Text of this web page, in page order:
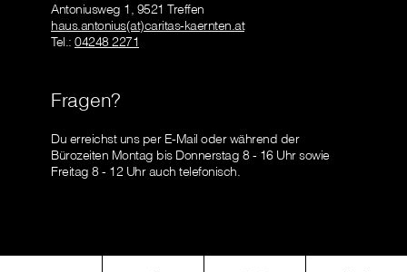
Antoniusweg 1, 9521 Treffen
haus.antonius(at)caritas-kaernten.at
Tel.: 04248 2271
Fragen?
Du erreichst uns per E-Mail oder während der
Bürozeiten Montag bis Donnerstag 8 - 16 Uhr sowie
Freitag 8 - 12 Uhr auch telefonisch.